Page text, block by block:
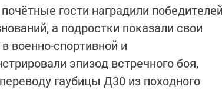
гости наградили
а подростки показали свои
военно-спортивной и
эпизод встречного боя,
гаубицы Д30 из походного